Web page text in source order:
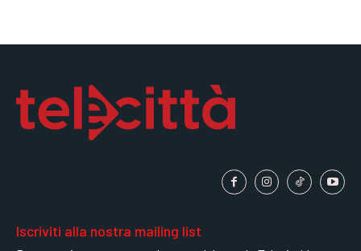
Iscriviti alla nostra mailing list